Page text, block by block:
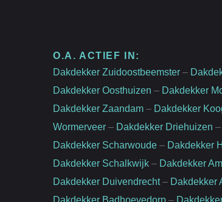
O.A. ACTIEF IN:
Dakdekker Zuidoostbeemster –
Dakdekker Oosthuizen – Dakdekker
Dakdekker Zaandam – Dakdekker
Wormerveer – Dakdekker Driehuizen –
Dakdekker Scharwoude – Dakdekker
Dakdekker Schalkwijk – Dakdekker
Dakdekker Duivendrecht– Dakdekker